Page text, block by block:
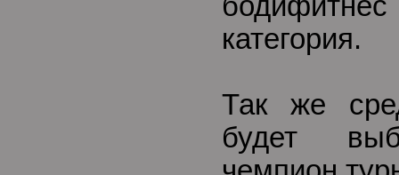
категория.
Так же
будет